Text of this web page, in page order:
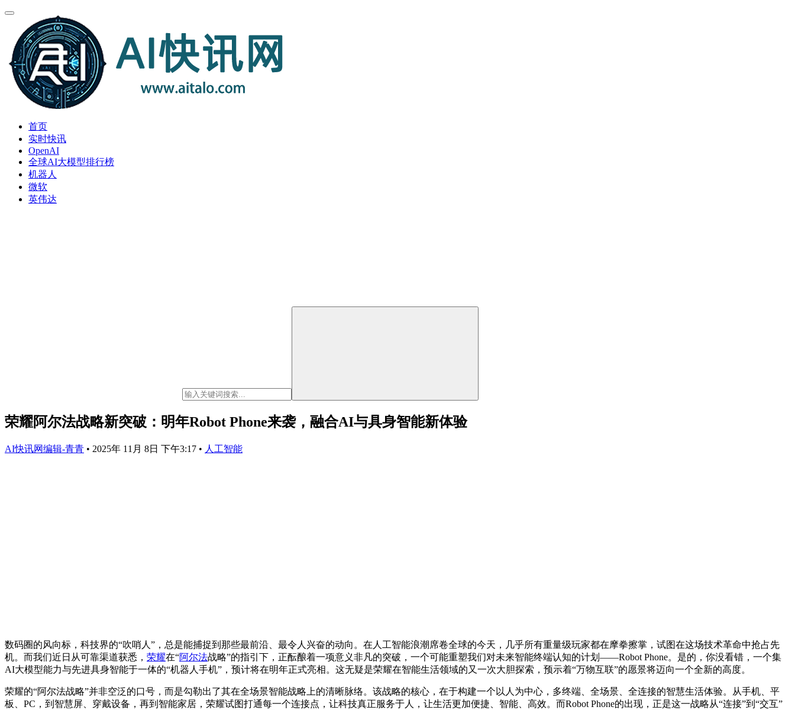
首页
实时快讯
OpenAI
全球AI大模型排行榜
机器人
微软
英伟达
荣耀阿尔法战略新突破：明年Robot Phone来袭，融合AI与具身智能新体验
AI快讯网编辑-青青 • 2025年 11月 8日 下午3:17 • 人工智能
数码圈的风向标，科技界的“吹哨人”，总是能捕捉到那些最前沿、最令人兴奋的动向。在人工智能浪潮席卷全球的今天，几乎所有重量级玩家都在摩拳擦掌，试图在这场技术革命中抢占先
机。而我们近日从可靠渠道获悉， 荣耀在“阿尔法战略”的指引下，正酝酿着一项意义非凡的突破，一个可能重塑我们对未来智能终端认知的计划——Robot Phone。是的，你没看错，一个集
AI大模型能力与先进具身智能于一体的“机器人手机”，预计将在明年正式亮相。这无疑是荣耀在智能生活领域的又一次大胆探索，预示着“万物互联”的愿景将迈向一个全新的高度。
荣耀的“阿尔法战略”并非空泛的口号，而是勾勒出了其在全场景智能战略上的清晰脉络。该战略的核心，在于构建一个以人为中心，多终端、全场景、全连接的智慧生活体验。从手机、平
板、PC，到智慧屏、穿戴设备，再到智能家居，荣耀试图打通每一个连接点，让科技真正服务于人，让生活更加便捷、智能、高效。而Robot Phone的出现，正是这一战略从“连接”到“交互”